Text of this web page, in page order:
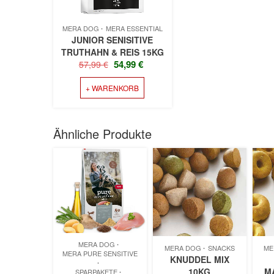
MERA DOG MERA ESSENTIAL
JUNIOR SENISITIVE
TRUTHAHN & REIS 15KG
57,99€ URSPRÜNGLICHER
PREIS
WAR:
57,99 €
54,99€
+ WARENKORB
Ähnliche Produkte
MERA DOG
MERA PURE SENSITIVE
SPARPAKETE
MERA DOG SNACKS
KNUDDEL MIX
10KG